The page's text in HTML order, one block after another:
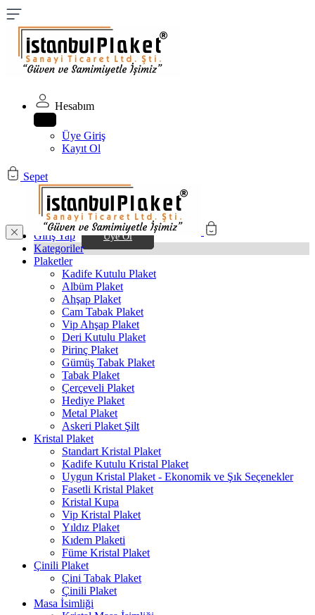
Hesabım
Üye Giriş
Kayıt Ol
Sepet
Giriş Yap Üye Ol
Kategoriler
Plaketler
Kadife Kutulu Plaket
Albüm Plaket
Ahşap Plaket
Cam Tabak Plaket
Vip Ahşap Plaket
Deri Kutulu Plaket
Pirinç Plaket
Gümüş Tabak Plaket
Tabak Plaket
Çerçeveli Plaket
Hediye Plaket
Metal Plaket
Askeri Plaket Şilt
Kristal Plaket
Standart Kristal Plaket
Kadife Kutulu Kristal Plaket
Uygun Kristal Plaket - Ekonomik ve Şık Seçenekler
Fasetli Kristal Plaket
Kristal Kupa
Vip Kristal Plaket
Yıldız Plaket
Kıdem Plaketi
Füme Kristal Plaket
Çinili Plaket
Çini Tabak Plaket
Çinili Plaket
Masa İsimliği